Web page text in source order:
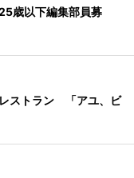
歳以下編集部員募
ストラン 「アユ、ビ